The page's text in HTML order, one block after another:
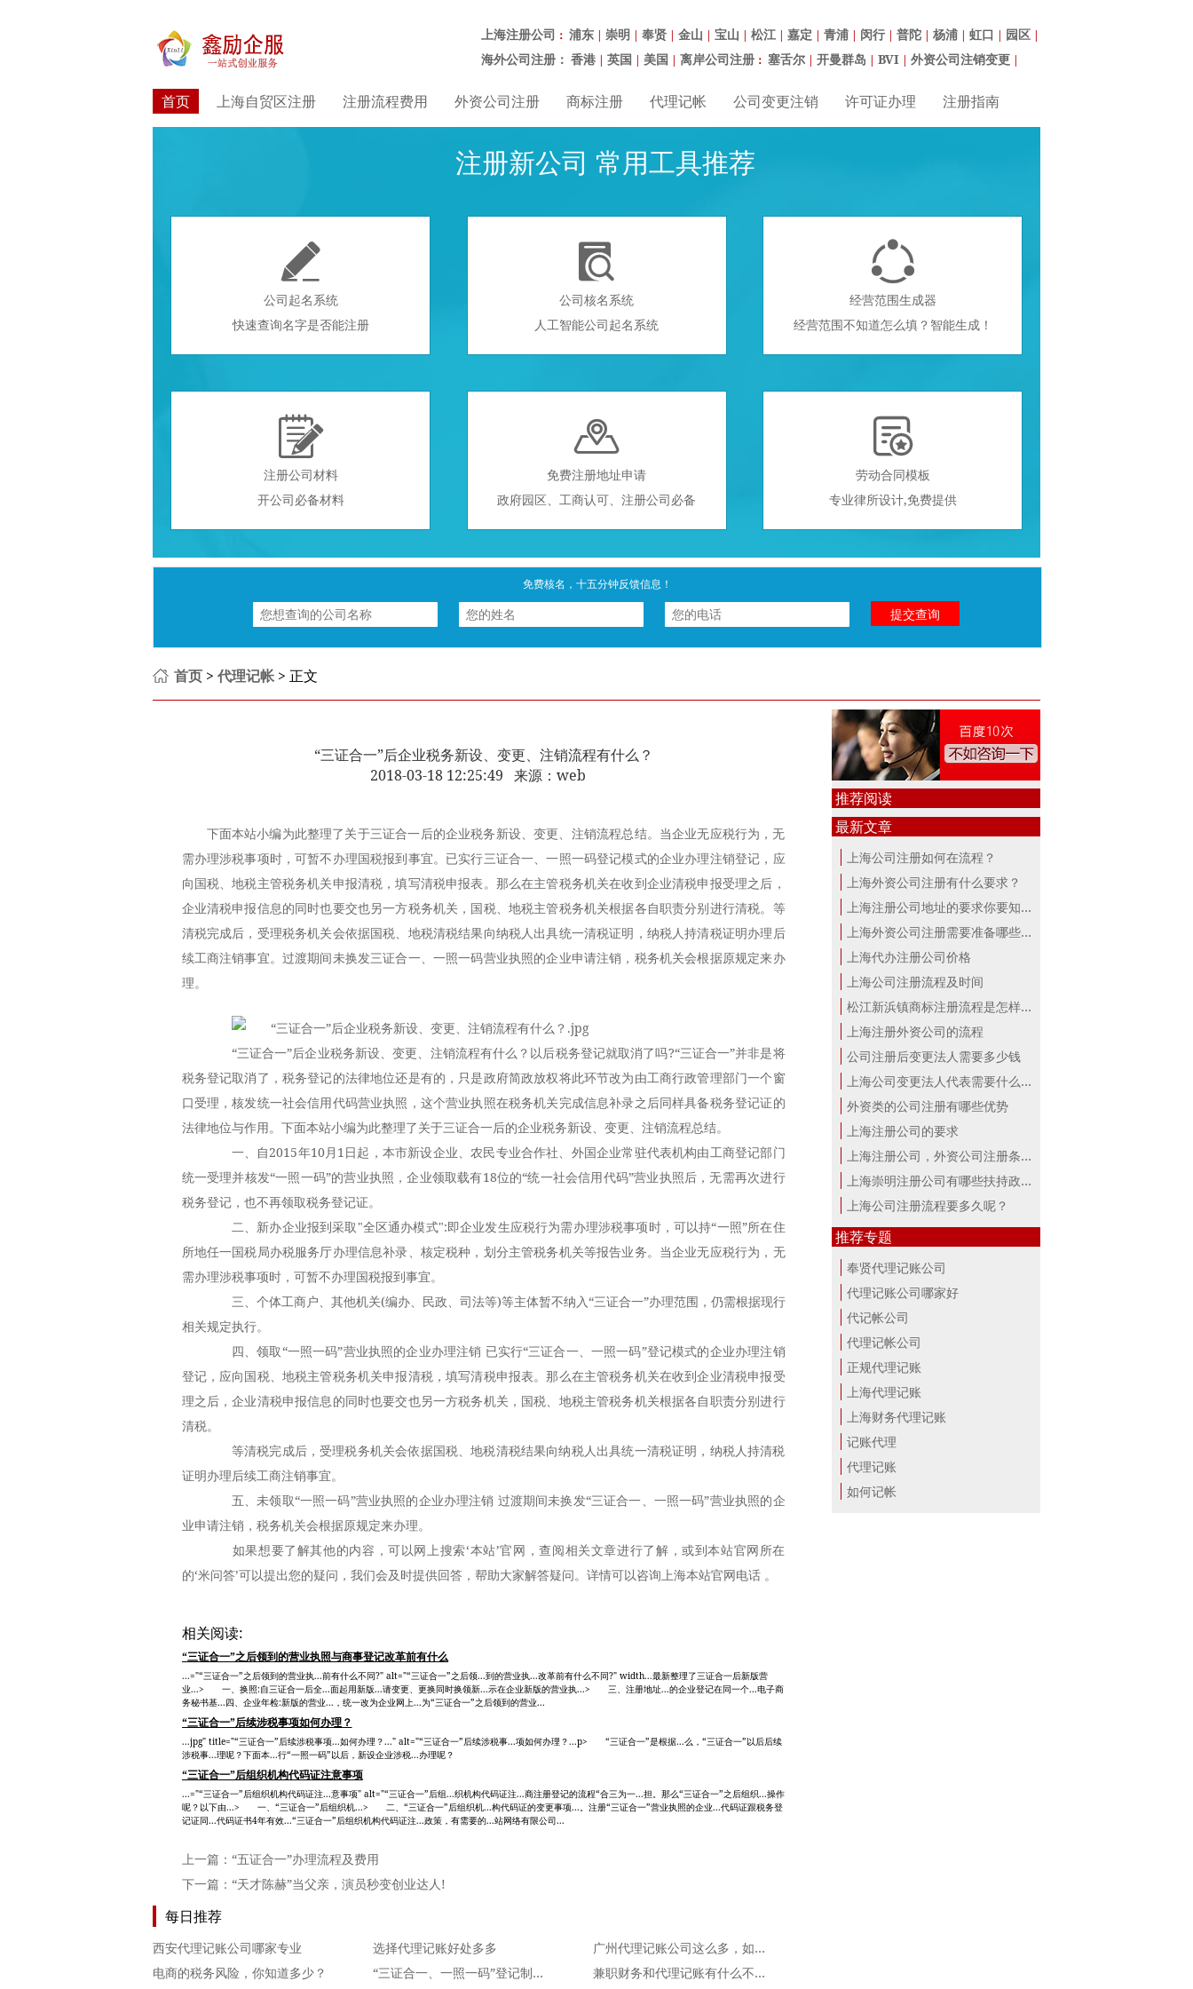
上海注册公司 ： 浦东 | 崇明 | 奉贤 | 金山 | 宝山 | 松江 | 嘉定 | 青浦 | 闵行 | 普陀 | 杨浦 | 虹口 | 园区 |
海外公司注册： 香港 | 英国 | 美国 | 离岸公司注册 ： 塞舌尔 | 开曼群岛 | BVI | 外资公司注销变更 |
首页 上海自贸区注册 注册流程费用 外资公司注册 商标注册 代理记帐 公司变更注销 许可证办理 注册指南
注册新公司 常用工具推荐

公司起名系统
快速查询名字是否能注册

公司核名系统
人工智能公司起名系统

经营范围生成器
经营范围不知道怎么填？智能生成！

注册公司材料
开公司必备材料

免费注册地址申请
政府园区、工商认可、注册公司必备

劳动合同模板
专业律所设计,免费提供
免费核名，十五分钟反馈信息！
首页 > 代理记帐> 正文
“三证合一”后企业税务新设、变更、注销流程有什么？
2018-03-18 12:25:49 来源：web
下面本站小编为此整理了关于三证合一后的企业税务新设、变更、注销流程总结。当企业无应税行为，无
需办理涉税事项时，可暂不办理国税报到事宜。已实行三证合一、一照一码登记模式的企业办理注销登记，应
向国税、地税主管税务机关申报清税，填写清税申报表。那么在主管税务机关在收到企业清税申报受理之后，
企业清税申报信息的同时也要交也另一方税务机关，国税、地税主管税务机关根据各自职责分别进行清税。等
清税完成后，受理税务机关会依据国税、地税清税结果向纳税人出具统一清税证明，纳税人持清税证明办理后
续工商注销事宜。过渡期间未换发三证合一、一照一码营业执照的企业申请注销，税务机关会根据原规定来办
理。
“三证合一”后企业税务新设、变更、注销流程有什么？以后税务登记就取消了吗?“三证合一”并非是将
税务登记取消了，税务登记的法律地位还是有的，只是政府简政放权将此环节改为由工商行政管理部门一个窗
口受理，核发统一社会信用代码营业执照，这个营业执照在税务机关完成信息补录之后同样具备税务登记证的
法律地位与作用。下面本站小编为此整理了关于三证合一后的企业税务新设、变更、注销流程总结。
一、自2015年10月1日起，本市新设企业、农民专业合作社、外国企业常驻代表机构由工商登记部门
统一受理并核发“一照一码”的营业执照，企业领取载有18位的“统一社会信用代码”营业执照后，无需再次进行
税务登记，也不再领取税务登记证。
二、新办企业报到采取"全区通办模式":即企业发生应税行为需办理涉税事项时，可以持“一照”所在住
所地任一国税局办税服务厅办理信息补录、核定税种，划分主管税务机关等报告业务。当企业无应税行为，无
需办理涉税事项时，可暂不办理国税报到事宜。
三、个体工商户、其他机关(编办、民政、司法等)等主体暂不纳入“三证合一”办理范围，仍需根据现行
相关规定执行。
四、领取“一照一码”营业执照的企业办理注销 已实行“三证合一、一照一码”登记模式的企业办理注销
登记，应向国税、地税主管税务机关申报清税，填写清税申报表。那么在主管税务机关在收到企业清税申报受
理之后，企业清税申报信息的同时也要交也另一方税务机关，国税、地税主管税务机关根据各自职责分别进行
清税。
等清税完成后，受理税务机关会依据国税、地税清税结果向纳税人出具统一清税证明，纳税人持清税
证明办理后续工商注销事宜。
五、未领取“一照一码”营业执照的企业办理注销 过渡期间未换发“三证合一、一照一码”营业执照的企
业申请注销，税务机关会根据原规定来办理。
如果想要了解其他的内容，可以网上搜索‘本站’官网，查阅相关文章进行了解，或到本站官网所在
的‘米问答’可以提出您的疑问，我们会及时提供回答，帮助大家解答疑问。详情可以咨询上海本站官网电话 。
相关阅读:
“三证合一”之后领到的营业执照与商事登记改革前有什么
...="“三证合一”之后领到的营业执...前有什么不同?" alt="“三证合一”之后领...到的营业执...改革前有什么不同?" width...最新整理了三证合一后新版营
业...> 一、换照:自三证合一后全...面起用新版...请变更、更换同时换领新...示在企业新版的营业执...> 三、注册地址...的企业登记在同一个...电子商
务秘书基...四、企业年检:新版的营业...，统一改为企业网上...为“三证合一”之后领到的营业...
“三证合一”后续涉税事项如何办理？
...jpg" title="“三证合一”后续涉税事项...如何办理？..." alt="“三证合一”后续涉税事...项如何办理？...p> “三证合一”是根据...么，“三证合一”以后后续
涉税事...理呢？下面本...行“一照一码”以后，新设企业涉税...办理呢？
“三证合一”后组织机构代码证注意事项
...="“三证合一”后组织机构代码证注...意事项" alt="“三证合一”后组...织机构代码证注...商注册登记的流程“合三为一...担。那么“三证合一”之后组织...操作
呢？以下由...> 一、“三证合一”后组织机...> 二、“三证合一”后组织机...构代码证的变更事项...。注册“三证合一”营业执照的企业...代码证跟税务登
记证同...代码证书4年有效...“三证合一”后组织机构代码证注...政策，有需要的...站网络有限公司...
上一篇： “五证合一”办理流程及费用
下一篇： “天才陈赫”当父亲，演员秒变创业达人!
每日推荐
西安代理记账公司哪家专业 选择代理记账好处多多
广州代理记账公司这么多，如何选择代理记账公
电商的税务风险，你知道多少？
“三证合一、一照一码”登记制度改革政策解读 兼职财务和代理记账有什么不同？
推荐阅读
最新文章
上海公司注册如何在流程？
上海外资公司注册有什么要求？
上海注册公司地址的要求你要知道！
上海外资公司注册需要准备哪些材料？
上海代办注册公司价格
上海公司注册流程及时间
松江新浜镇商标注册流程是怎样的
上海注册外资公司的流程
公司注册后变更法人需要多少钱
上海公司变更法人代表需要什么手续
外资类的公司注册有哪些优势
上海注册公司的要求
上海注册公司，外资公司注册条件！
上海崇明注册公司有哪些扶持政策与服...
上海公司注册流程要多久呢？
推荐专题
奉贤代理记账公司
代理记账公司哪家好
代记帐公司
代理记帐公司
正规代理记账
上海代理记账
上海财务代理记账
记账代理
代理记账
如何记帐